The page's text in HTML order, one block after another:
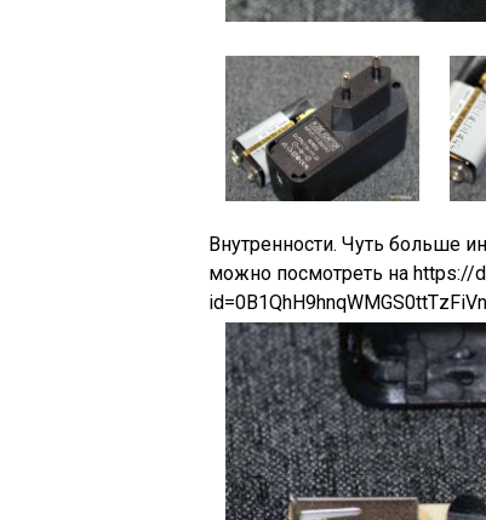
Внутренности. Чуть больше
можно посмотреть на https://